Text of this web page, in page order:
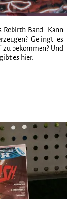
Rebirth Band. Kann
Gelingt es
bekommen? Und
es hier.